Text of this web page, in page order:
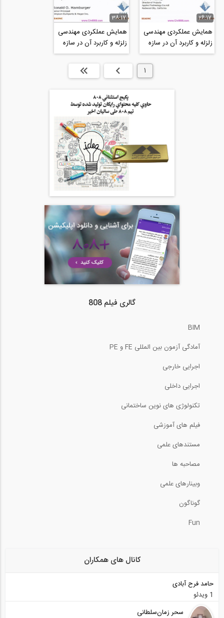
26:17
همایش عملکردی مهندسی
زلزله و کاربرد آن در سازه
های بلند، بخش هفتم،
38:17
همایش عملکردی مهندسی
زلزله و کاربرد آن در سازه
های بلند، بخش ششم،
تحلیل سطوح...
1 بعدی انتها »
گالری فیلم 808
BIM
آمادگی آزمون بین المللی FE و PE
اجرایی خارجی
اجرایی داخلی
تکنولوژی های نوین ساختمانی
فیلم های آموزشی
مستندهای علمی
مصاحبه ها
وبینارهای علمی
گوناگون
Fun
کانال های همکاران
حامد فرح آبادی
1 ویدئو
سحر زمان‌سلطانی